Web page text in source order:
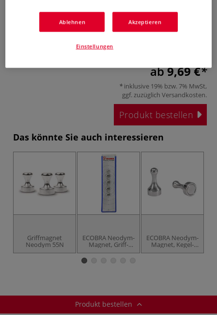
Das GERSTAECKER Whiteboard verfügt über 2 verschiedene
Seiten: blanko und kariert. Es ist erweiterbar über
innovatives Clip-System. Inklusive Whiteboard Marker.
Erhältlich in verschiedenen Formaten.
ab9,69 €
inklusive 19% bzw. 7% MwSt,
ggf. zuzüglich Versandkosten.
Produkt bestellen
Das könnte Sie auch interessieren
Griffmagnet
Neodym 55N
ECOBRA Neodym-
Magnet, Griff-
Design
ECOBRA Neodym-
Magnet, Kegel-
Design
Produkt bestellen
Ablehnen Akzeptieren
Einstellungen